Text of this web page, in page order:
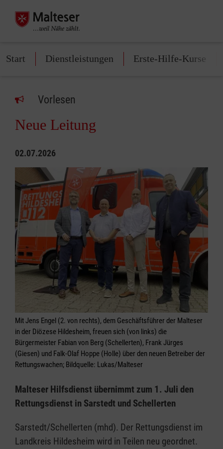
Start Dienstleistungen Erste-Hilfe-Kurse
Vorlesen
Neue Leitung
02.07.2026
Mit Jens Engel (2. von rechts), dem Geschäftsführer der Malteser
in der Diözese Hildesheim, freuen sich (von links) die
Bürgermeister Fabian von Berg (Schellerten), Frank Jürges
(Giesen) und Falk-Olaf Hoppe (Holle) über den neuen Betreiber der
Rettungswachen; Bildquelle: Lukas/Malteser
Malteser Hilfsdienst übernimmt zum 1. Juli den
Rettungsdienst in Sarstedt und Schellerten
Sarstedt/Schellerten (mhd). Der Rettungsdienst im
Landkreis Hildesheim wird in Teilen neu geordnet.